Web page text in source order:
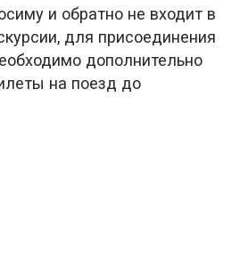
и обратно не входит в
для присоединения
дополнительно
на поезд до